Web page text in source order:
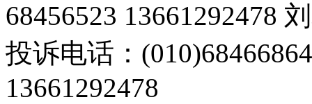
68456523 13661292478
投诉电话：
13661292478